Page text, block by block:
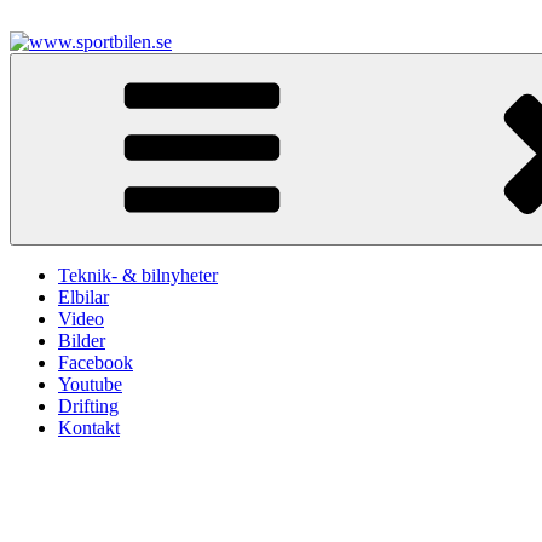
till
innehåll
www.sportbilen.se
Teknik- & bilnyheter
Elbilar
Video
Bilder
Facebook
Youtube
Drifting
Kontakt